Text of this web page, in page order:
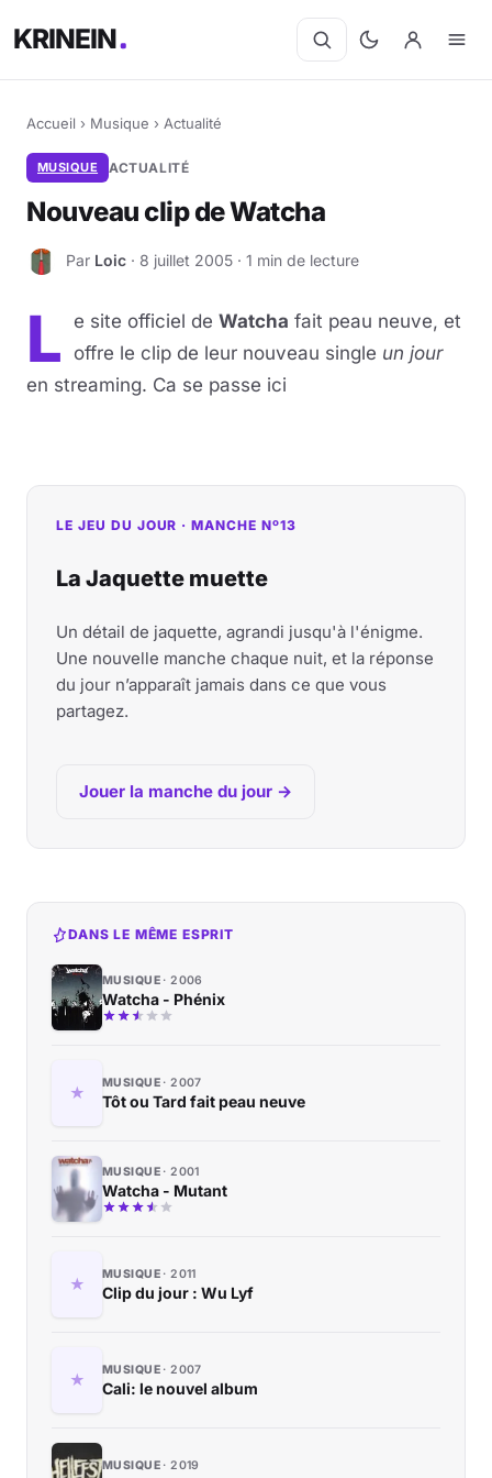
KRINEIN
Accueil › Musique › Actualité
MUSIQUE ACTUALITÉ
Nouveau clip de Watcha
L Par Loic · 8 juillet 2005 · 1 min de lecture
L e site officiel de Watcha fait peau neuve, et
offre le clip de leur nouveau single un jour
en streaming. Ca se passe ici
LE JEU DU JOUR · MANCHE Nº13
La Jaquette muette
Un détail de jaquette, agrandi jusqu'à l'énigme.
Une nouvelle manche chaque nuit, et la réponse
du jour n’apparaît jamais dans ce que vous
partagez.
Jouer la manche du jour →
DANS LE MÊME ESPRIT
MUSIQUE 2006
Watcha - Phénix
MUSIQUE 2007
Tôt ou Tard fait peau neuve
MUSIQUE 2001
Watcha - Mutant
MUSIQUE 2011
Clip du jour : Wu Lyf
MUSIQUE 2007
Cali: le nouvel album
MUSIQUE 2019